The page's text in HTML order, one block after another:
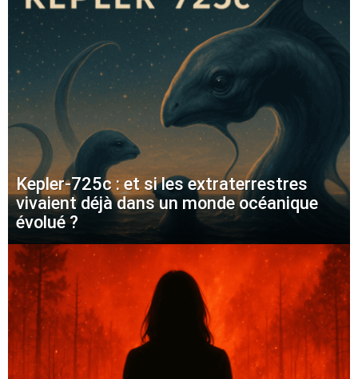
Kepler-725c : et si les extraterrestres
vivaient déjà dans un monde océanique
évolué ?